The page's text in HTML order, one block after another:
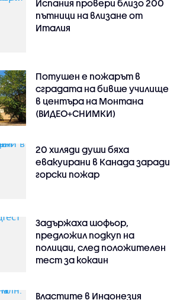
Испания провери близо 200
пътници на влизане от
Италия
Потушен е пожарът в
сградата на бивше училище
в центъра на Монтана
(ВИДЕО+СНИМКИ)
20 хиляди души бяха
евакуирани в Канада заради
горски пожар
Задържаха шофьор,
предложил подкуп на
полицаи, след положителен
тест за кокаин
Властите в Индонезия